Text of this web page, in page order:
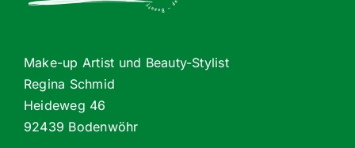
Make-up Artist und Beauty-Stylist
Regina Schmid
Heideweg 46
92439 Bodenwöhr